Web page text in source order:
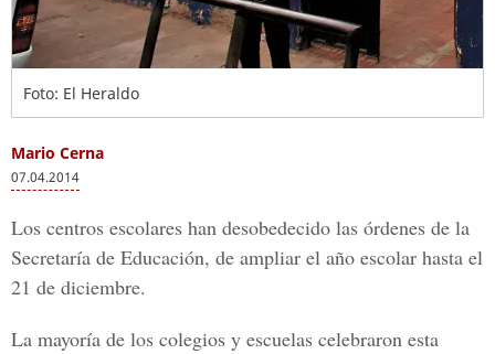
Foto: El Heraldo
Mario Cerna
07.04.2014
Los centros escolares han desobedecido las órdenes de la
Secretaría de Educación, de ampliar el año escolar hasta el
21 de diciembre.
La mayoría de los colegios y escuelas celebraron esta